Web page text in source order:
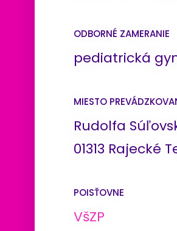
ODBORNÉ ZAMERANIE
pediatrická
MIESTO
Rudolfa
01313 Rajecké
POISŤOVNE
VšZP